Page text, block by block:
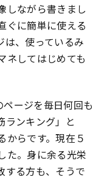
しながら書きまし
ぐに簡単に使える
は、使っているみ
ネしてはじめても
ージを毎日何回も
ランキング」と
からです。現在５
た。身に余る光栄
する方も、そうで